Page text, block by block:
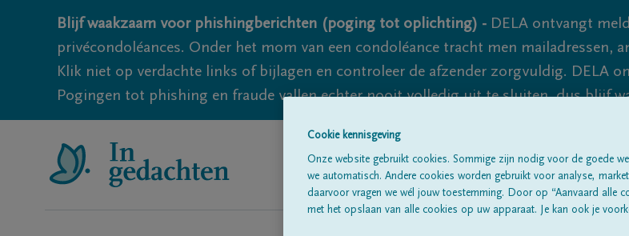
Blijf waakzaam voor phishingberichten (poging tot oplichting) - DELA ontvangt
privécondoléances. Onder het mom van een condoléance tracht men mailadressen,
Klik niet op verdachte links of bijlagen en controleer de afzender zorgvuldig. DELA
Pogingen tot phishing en fraude vallen echter nooit volledig uit te sluiten, dus blijf
Alle
Cookie kennisgeving
Onze website gebruikt cookies. Sommige zijn nodig voor de goede
we automatisch. Andere cookies worden gebruikt voor analyse,
daarvoor vragen we wél jouw toestemming. Door op “Aanvaard alle
met het opslaan van alle cookies op uw apparaat. Je kan ook je